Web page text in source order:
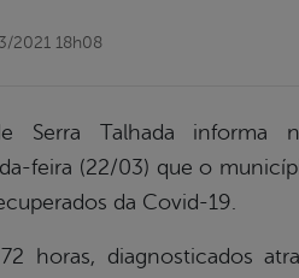
2021 18h08
Serra Talhada informa
feira (22/03) que o
da Covid-19.
horas, diagnosticados